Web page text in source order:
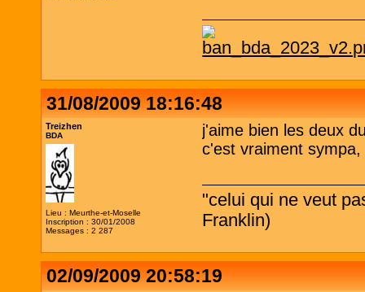
31/08/2009 18:16:48
Treizhen
BDA
Lieu : Meurthe-et-Moselle
Inscription : 30/01/2008
Messages : 2 287
j'aime bien les deux
c'est vraiment
"celui qui ne veut
Franklin)
02/09/2009 20:58:19